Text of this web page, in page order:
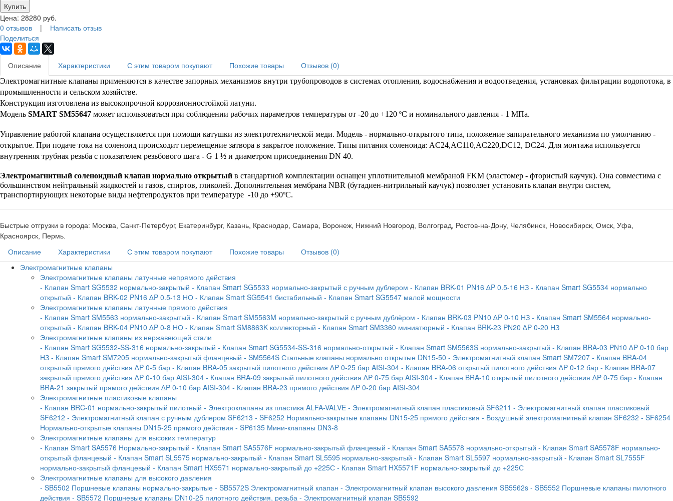
Цена: 28280 руб.
0 отзывов | Написать отзыв
Поделиться
Описание Характеристики С этим товаром покупают Похожие товары Отзывов (0)
Электромагнитные клапаны применяются в качестве запорных механизмов внутри трубопроводов в системах отопления, водоснабжения и водоотведения, установках фильтрации водопотока, в
промышленности и сельском хозяйстве.
Конструкция изготовлена из высокопрочной коррозионностойкой латуни.
Модель SMART SM55647 может использоваться при соблюдении рабочих параметров температуры от -20 до +120 ºС и номинального давления - 1 МПа.
Управление работой клапана осуществляется при помощи катушки из электротехнической меди. Модель - нормально-открытого типа, положение запирательного механизма по умолчанию -
открытое. При подаче тока на соленоид происходит перемещение затвора в закрытое положение. Типы питания соленоида: AC24,AC110,AC220,DC12, DC24. Для монтажа используется
внутренняя трубная резьба с показателем резьбового шага - G 1 ½ и диаметром присоединения DN 40.
Электромагнитный соленоидный клапан нормально открытый в стандартной комплектации оснащен уплотнительной мембраной FKM (эластомер - фтористый каучук). Она совместима с
большинством нейтральный жидкостей и газов, спиртов, гликолей. Дополнительная мембрана NBR (бутадиен-нитрильный каучук) позволяет установить клапан внутри систем,
транспортирующих некоторые виды нефтепродуктов при температуре  -10 до +90ºС.
Быстрые отгрузки в города: Москва, Санкт-Петербург, Екатеринбург, Казань, Краснодар, Самара, Воронеж, Нижний Новгород, Волгоград, Ростов-на-Дону, Челябинск, Новосибирск, Омск, Уфа,
Красноярск, Пермь.
Описание Характеристики С этим товаром покупают Похожие товары
Отзывов (0)
Электромагнитные клапаны
Электромагнитные клапаны латунные непрямого действия
- Клапан Smart SG5532 нормально-закрытый - Клапан Smart SG5533 нормально-закрытый с ручным дублером - Клапан BRK-01 PN16 ∆P 0.5-16 НЗ - Клапан Smart SG5534 нормально
открытый - Клапан BRK-02 PN16 ∆P 0.5-13 НО - Клапан Smart SG5541 бистабильный - Клапан Smart SG5547 малой мощности
Электромагнитные клапаны латунные прямого действия
- Клапан Smart SM5563 нормально-закрытый - Клапан Smart SM5563M нормально-закрытый с ручным дублёром - Клапан BRK-03 PN10 ∆P 0-10 НЗ - Клапан Smart SM5564 нормально-
открытый - Клапан BRK-04 PN10 ∆P 0-8 НО - Клапан Smart SM8863K коллекторный - Клапан Smart SM3360 миниатюрный - Клапан BRK-23 PN20 ∆P 0-20 НЗ
Электромагнитные клапаны из нержавеющей стали
- Клапан Smart SG5532-SS-316 нормально-закрытый - Клапан Smart SG5534-SS-316 нормально-открытый - Клапан Smart SM5563S нормально-закрытый - Клапан BRA-03 PN10 ∆P 0-10 бар
НЗ - Клапан Smart SM7205 нормально-закрытый фланцевый - SM5564S Стальные клапаны нормально открытые DN15-50 - Электромагнитный клапан Smart SM7207 - Клапан BRA-04
открытый прямого действия ∆P 0-5 бар - Клапан BRA-05 закрытый пилотного действия ∆P 0-25 бар AISI-304 - Клапан BRA-06 открытый пилотного действия ∆P 0-12 бар - Клапан BRA-07
закрытый прямого действия ∆P 0-10 бар AISI-304 - Клапан BRA-09 закрытый пилотного действия ∆P 0-75 бар AISI-304 - Клапан BRA-10 открытый пилотного действия ∆P 0-75 бар - Клапан
BRA-21 закрытый прямого действия ∆P 0-10 бар AISI-304 - Клапан BRA-23 прямого действия ∆P 0-20 бар AISI-304
Электромагнитные пластиковые клапаны
- Клапан BRC-01 нормально-закрытый пилотный - Электроклапаны из пластика ALFA-VALVE - Электромагнитный клапан пластиковый SF6211 - Электромагнитный клапан пластиковый
SF6212 - Электромагнитный клапан с ручным дублером SF6213 - SF6252 Нормально-закрытые клапаны DN15-25 прямого действия - Воздушный электромагнитный клапан SF6232 - SF6254
Нормально-открытые клапаны DN15-25 прямого действия - SP6135 Мини-клапаны DN3-8
Электромагнитные клапаны для высоких температур
- Клапан Smart SA5576 Нормально-закрытый - Клапан Smart SA5576F нормально-закрытый фланцевый - Клапан Smart SA5578 нормально-открытый - Клапан Smart SA5578F нормально-
открытый фланцевый - Клапан Smart SL5575 нормально-закрытый - Клапан Smart SL5595 нормально-закрытый - Клапан Smart SL5597 нормально-закрытый - Клапан Smart SL7555F
нормально-закрытый фланцевый - Клапан Smart HX5571 нормально-закрытый до +225С - Клапан Smart HX5571F нормально-закрытый до +225С
Электромагнитные клапаны для высокого давления
- SB5502 Поршневые клапаны нормально-закрытые - SB5572S Электромагнитный клапан - Электромагнитный клапан высокого давления SB5562s - SB5552 Поршневые клапаны пилотного
действия - SB5572 Поршневые клапаны DN10-25 пилотного действия, резьба - Электромагнитный клапан SB5592